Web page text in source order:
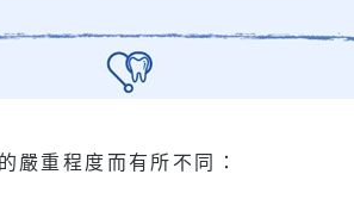
嚴重程度而有所不同：